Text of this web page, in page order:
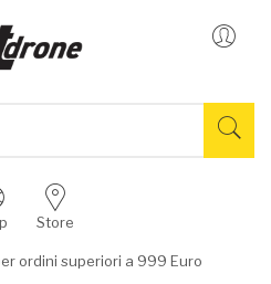
Store
ordini superiori a 999 Euro